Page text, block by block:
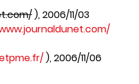
), 2006/11/03
), 2006/11/06